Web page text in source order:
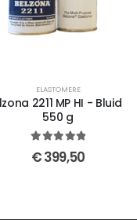
ELASTOMERE
2211 MP HI - Bluid -
550 g
out of 5
399,50